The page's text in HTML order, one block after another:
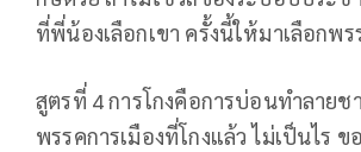
ที่พี่น้องเลือกเขา ครั้งนี้ให้มาเลือกพ
สูตรที่ 4 การโกงคือการบ่อนทำลายช
พรรคการเมืองที่โกงแล้ว ไม่เป็นไร